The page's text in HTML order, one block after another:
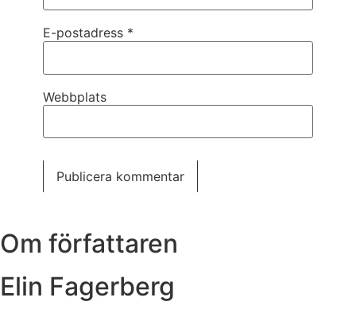
E-postadress *
Webbplats
Om författaren
Elin Fagerberg